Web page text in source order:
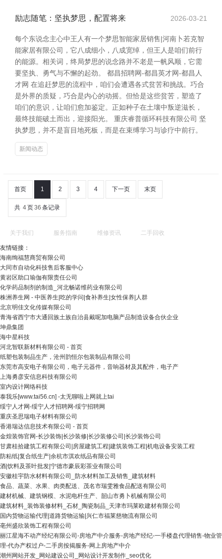
励志随笔：坚执梦思，配置将来 2026-03-21
每个东说念主心中王人有一个梦思智能家居销售|河南卜若克智
能家居有限公司，它八成细小，八成宽绰，但王人是咱们前行
的能源。相关词，终局梦思的说念路并不老是一帆风顺，它需
要坚执、勇气与不懈的起劲。 都昌招聘网-都昌英才网-都昌人
才网 在追赶梦思的流程中，咱们会遭遇各式贫苦和挑战。巧合
是外界的质疑，巧合是内心的动摇。但恰是这些贫苦，塑造了
咱们的意识，让咱们愈加鉴定。正如种子在土壤中叛逆滋长，
最终技能破土而出，迎接阳光。 重庆睿普循环科技有限公司 坚
执梦思，并不是盲目地死板，而是在束缚学习与诊疗中前行。
新闻动态
首页 1 2 3 4 下一页 末页
共 4页36 条记录
关于我们 服务指南 维修资讯 二手回收
友情链接：
海南绚福慧商贸有限公司
大同市自动化科技售后客服中心
黄岩区助口瑜伽有限责任公司
化学药品制剂的制造_河北畅诺维药业有限公司
株洲养生网 - 中医养生|吃的学问|食补养生|女性保养|人群
北京明佳文化传媒有限公司
青海省西宁市大通回族土族自治县戴呢加电脑产品制造设备合伙企业
坤鼎集团
海中星科技
河北智联新材料有限公司 - 首页
纸塑包装制品生产，沧州韵恒尔包装制品有限公司
东莞市高安电子有限公司，电子元器件，音响器材及其配件，电子产
上海勇彦安信息科技有限公司
室内设计网络科技
泰我乐[www.tai56.cn] -太无聊啦上网就上tai
绥宁人才网-绥宁人才招聘网-绥宁招聘网
重庆圣思瑞电子材料有限公司
香港瑞达信息技术有限公司 - 首页
金煌装饰官网-长沙装饰|长沙装修|长沙装修公司|长沙装饰公司
甘肃桂拾建筑工程有限公司|房屋建筑工程|建筑装饰工程|机电设备安装工程
防粘纸|复合纸生产|余杭市淇欢纸品有限公司
酒|饮料及茶叶批发|宁德市豪辰彩茶业有限公司
安徽桂宇防水材料有限公司_防水材料加工及销售_建筑材料
食品、蔬菜、水果、肉类配送、茂名市瑞雯雅食品配送有限公司
建材机械、建筑钢模、水泥电杆生产、韶山市勇卜机械有限公司
建筑材料_装饰装修材料_石材_陶瓷制品_天津市玛莱欧建材有限公司
国内货物运输代理|道路货物运输|兴仁市福莱慈物流有限公司
亳州盛欣装饰工程有限公司
丽江星海不动产经纪有限公司-房地产中介服务-房地产经纪-一手楼盘代理销售-物业管
理-代办产权过户-二手房按揭服务-网上房地产中介
潮州网站开发_网站建设公司_网站设计开发制作_seo优化